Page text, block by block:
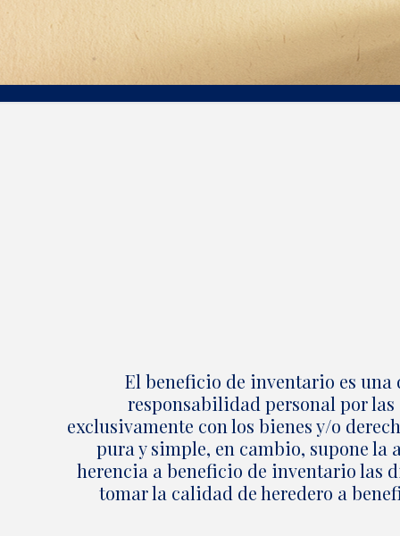
El beneficio de inventario es una
responsabilidad personal por
exclusivamente con los bienes y/o
pura y simple, en cambio, supone la
herencia a beneficio de inventario las
tomar la calidad de heredero a